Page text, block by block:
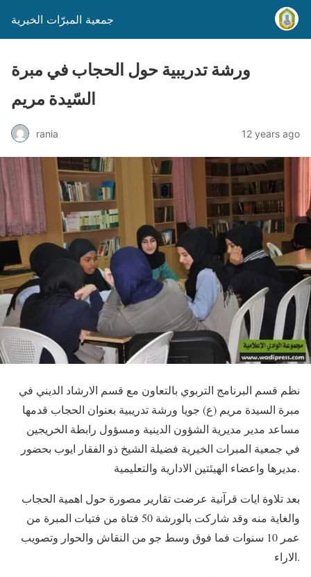
جمعية المبرّات الخيرية
ورشة تدريبية حول الحجاب في مبرة
السّيدة مريم
rania 12 years ago
نظم قسم البرنامج التربوي بالتعاون مع قسم اﻻرشاد الديني في
مبرة السيدة مريم (ع) جويا ورشة تدريبية بعنوان الحجاب قدمها
مساعد مدير مديرية الشؤون الدينية ومسؤول رابطة الخريجين
في جمعية المبرات الخيرية فضيلة الشيخ ذو الفقار ايوب بحضور
مديرها واعضاء الهيئتين الادارية والتعليمية.
بعد تلاوة ايات قرآنية عرضت تقارير مصورة حول اهمية الحجاب
والغاية منه وقد شاركت بالورشة 50 فتاة من فتيات المبرة من
عمر 10 سنوات فما فوق وسط جو من النقاش والحوار وتصويب
اﻻراء.